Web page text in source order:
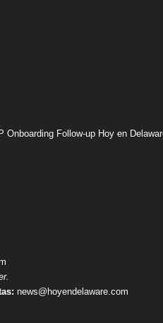
Onboarding Follow-up Hoy en
news@hoyendelaware.com